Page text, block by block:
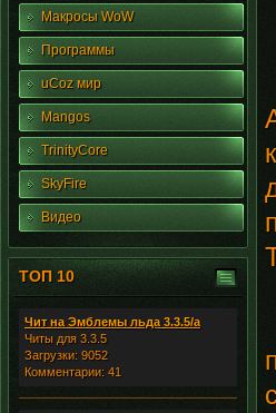
Макросы WoW
Программы
uCoz мир
Mangos
TrinityCore
SkyFire
Видео
ТОП 10
Чит на Эмблемы льда 3.3.5/а
Читы для 3.3.5
Загрузки: 9052
Комментарии: 41